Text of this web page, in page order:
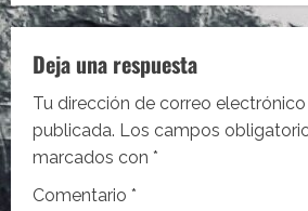
a
c
i
ó
Deja una respuesta
Tu dirección de correo electrónico
publicada. Los campos
marcados con *
Comentario *